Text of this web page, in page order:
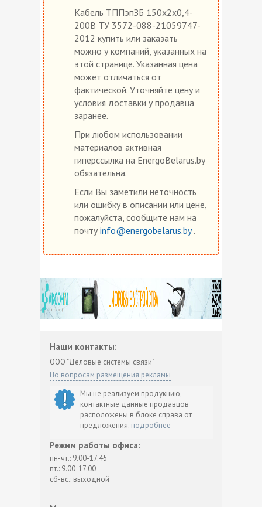
Кабель ТППэпЗБ 150х2х0,4-
200В ТУ 3572-088-21059747-
2012 купить или заказать
можно у компаний, указанных на
этой странице. Указанная цена
может отличаться от
фактической. Уточняйте цену и
условия доставки у продавца
заранее.
При любом использовании
материалов активная
гиперссылка на EnergoBelarus.by
обязательна.
Если Вы заметили неточность
или ошибку в описании или цене,
пожалуйста, сообщите нам на
почту info@energobelarus.by.
Наши контакты:
ООО "Деловые системы связи"
По вопросам размещения рекламы
Мы не реализуем продукцию,
контактные данные продавцов
расположены в блоке справа от
предложения. подробнее
Режим работы офиса:
пн-чт.: 9.00-17.45
пт.: 9.00-17.00
сб-вс.: выходной